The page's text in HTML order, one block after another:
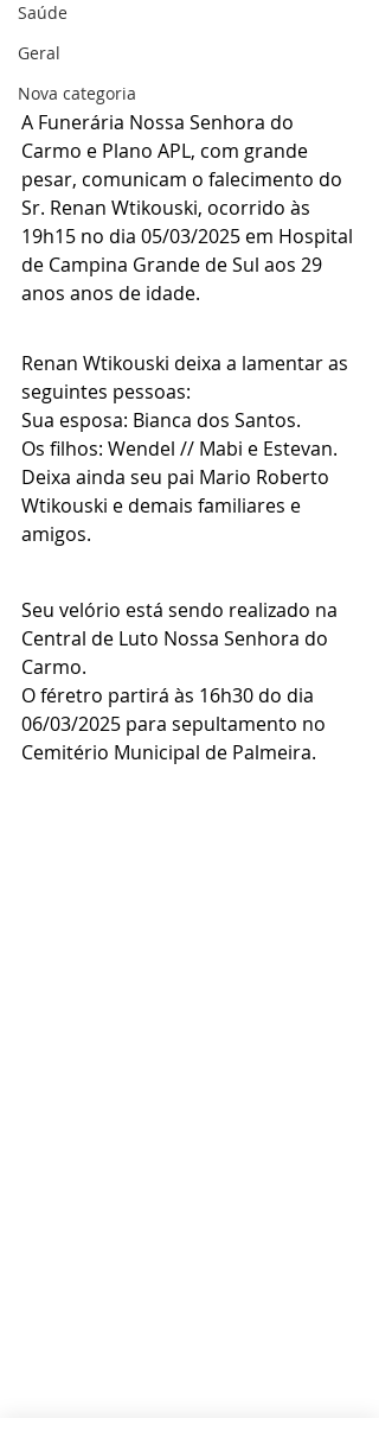
Saúde
Geral
Nova categoria
A Funerária Nossa Senhora do
Carmo e Plano APL, com grande
pesar, comunicam o falecimento do
Sr. Renan Wtikouski, ocorrido às
19h15 no dia 05/03/2025 em Hospital
de Campina Grande de Sul aos 29
anos anos de idade.
Renan Wtikouski deixa a lamentar as
seguintes pessoas:
Sua esposa: Bianca dos Santos.
Os filhos: Wendel // Mabi e Estevan.
Deixa ainda seu pai Mario Roberto
Wtikouski e demais familiares e
amigos.
Seu velório está sendo realizado na
Central de Luto Nossa Senhora do
Carmo.
O féretro partirá às 16h30 do dia
06/03/2025 para sepultamento no
Cemitério Municipal de Palmeira.